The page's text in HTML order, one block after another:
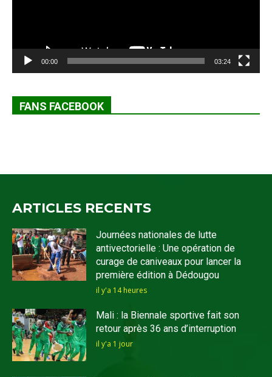
00:00 03:24
FANS FACEBOOK
ARTICLES RECENTS
Journées nationales de lutte
antivectorielle : Une opération de
curage de caniveaux pour lancer la
première édition à Dédougou
il y'a 14 heures
Mali : la Biennale sportive fait son
retour après 36 ans d’interruption
il y'a 1 jour